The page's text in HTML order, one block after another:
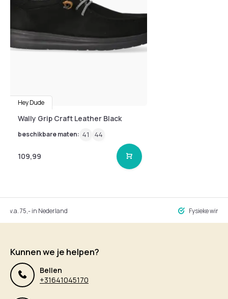
Hey Dude
Wally Grip Craft Leather Black
beschikbare maten: 41 44
109,99
v.a. 75,- in Nederland Fysieke
Kunnen we je helpen?
Bellen
+31641045170